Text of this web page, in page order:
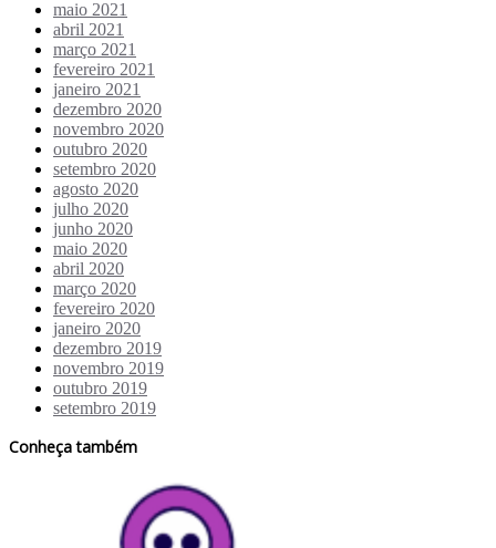
maio 2021
abril 2021
março 2021
fevereiro 2021
janeiro 2021
dezembro 2020
novembro 2020
outubro 2020
setembro 2020
agosto 2020
julho 2020
junho 2020
maio 2020
abril 2020
março 2020
fevereiro 2020
janeiro 2020
dezembro 2019
novembro 2019
outubro 2019
setembro 2019
Conheça também